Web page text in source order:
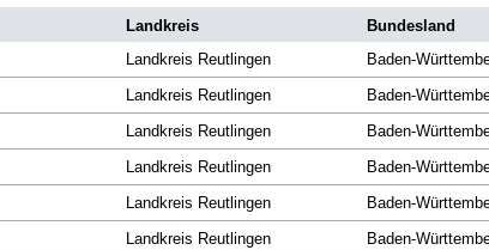
Landkreis
Bundesland
Landkreis Reutlingen
Baden-
Landkreis Reutlingen
Baden-
Landkreis Reutlingen
Baden-
Landkreis Reutlingen
Baden-
Landkreis Reutlingen
Baden-
Landkreis Reutlingen
Baden-